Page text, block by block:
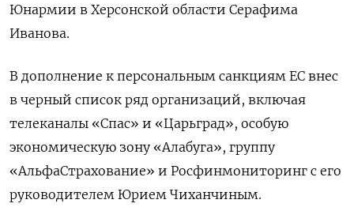
Юнармии в Херсонской области Серафима
Иванова.
В дополнение к персональным санкциям ЕС внес
в черный список ряд организаций, включая
телеканалы «Спас» и «Царьград», особую
экономическую зону «Алабуга», группу
«АльфаСтрахование» и Росфинмониторинг с его
руководителем Юрием Чиханчиным.